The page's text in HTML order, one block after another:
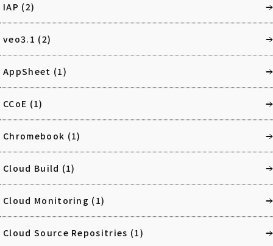
IAP (2)
veo3.1 (2)
AppSheet (1)
CCoE (1)
Chromebook (1)
Cloud Build (1)
Cloud Monitoring (1)
Cloud Source Repositries (1)